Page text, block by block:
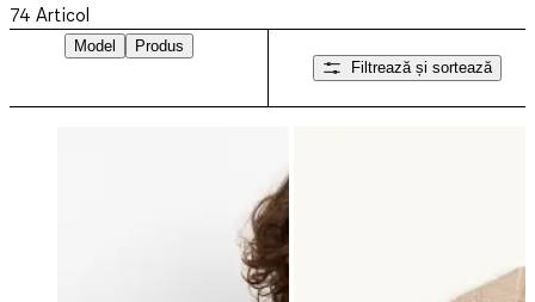
74 Articol
Model
Produs
Filtrează și sortează